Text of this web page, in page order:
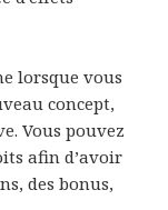
lorsque vous
concept,
Vous pouvez
afin d’avoir
des bonus,